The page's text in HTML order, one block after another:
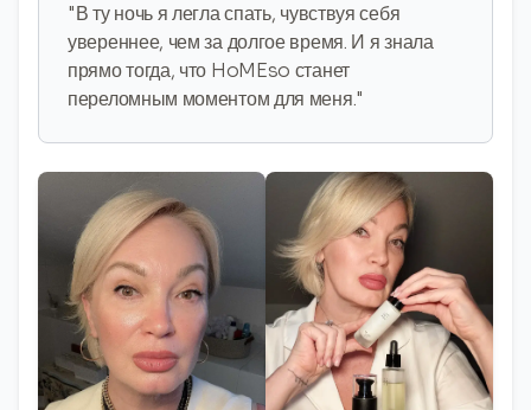
"В ту ночь я легла спать, чувствуя себя
увереннее, чем за долгое время. И я знала
прямо тогда, что HoMEso станет
переломным моментом для меня."